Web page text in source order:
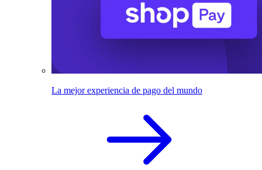
La mejor experiencia de pago del mundo